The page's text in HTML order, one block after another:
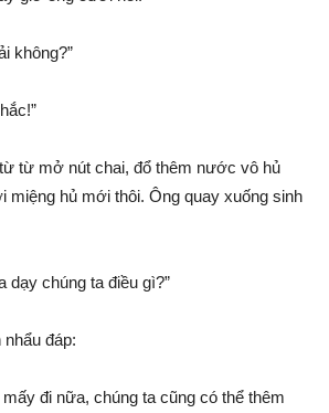
không?”
từ mở nút chai, đổ thêm nước vô hủ
miệng hủ mới thôi. Ông quay xuống sinh
dạy chúng ta điều gì?”
đáp:
mấy đi nữa, chúng ta cũng có thể thêm